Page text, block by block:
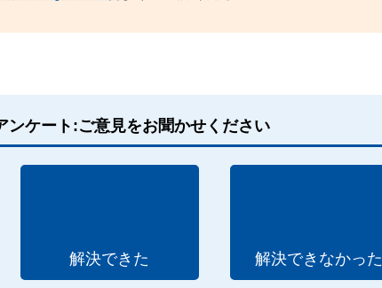
ンケート:ご意見をお聞かせください
解決できた 解決できなかった